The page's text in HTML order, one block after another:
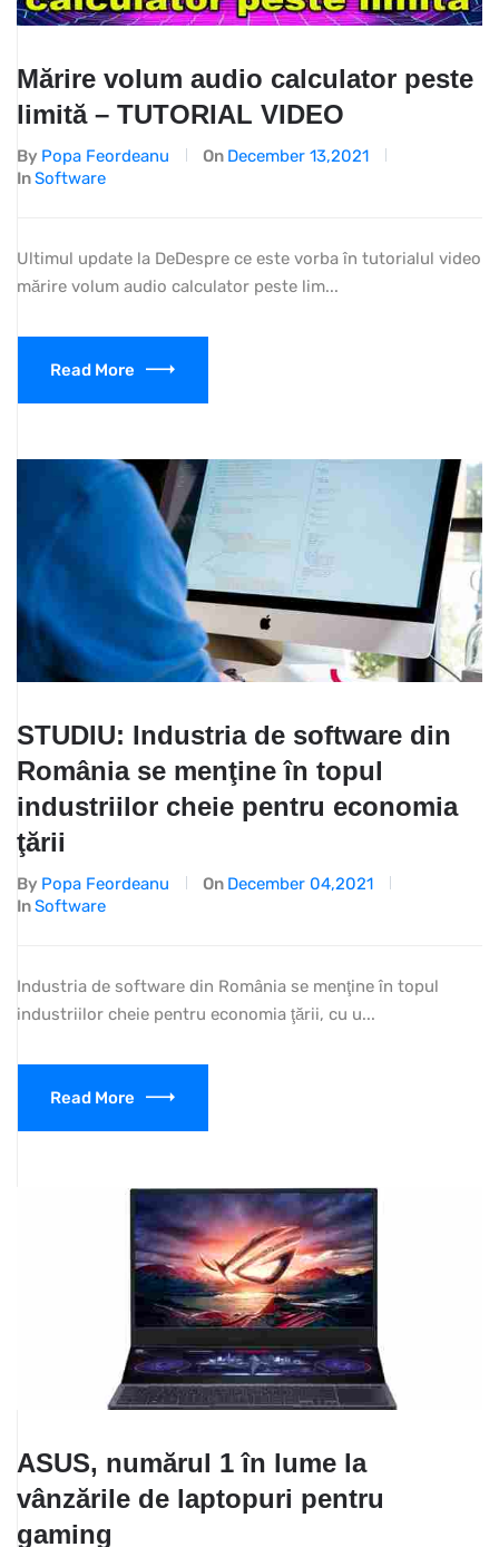
Mărire volum audio calculator peste
limită – TUTORIAL VIDEO
By Popa Feordeanu On December 13,2021
InSoftware
Ultimul update la DeDespre ce este vorba în tutorialul video
mărire volum audio calculator peste lim...
Read More
STUDIU: Industria de software din
România se menţine în topul
industriilor cheie pentru economia
ţării
By Popa Feordeanu On December 04,2021
InSoftware
Industria de software din România se menţine în topul
industriilor cheie pentru economia ţării, cu u...
Read More
ASUS, numărul 1 în lume la
vânzările de laptopuri pentru
gaming